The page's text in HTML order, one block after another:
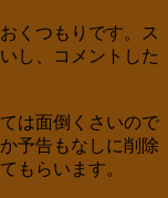
くつもりです。ス
し、コメントした
は面倒くさいので
予告もなしに削除
もらいます。